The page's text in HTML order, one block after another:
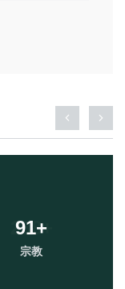
91+
宗教